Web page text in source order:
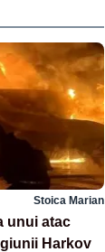
Stoica Marian
unui atac
Harkov